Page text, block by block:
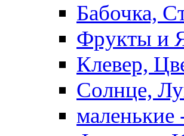
Бабочка,
Фрукты и
Клевер,
Солнце,
маленькие